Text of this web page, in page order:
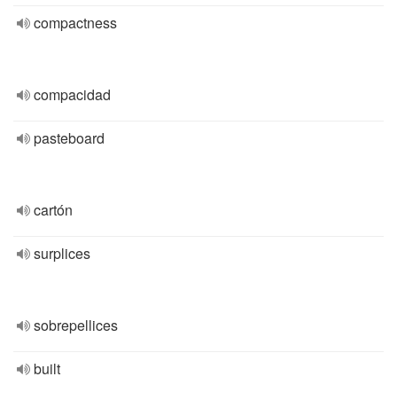
compactness
compacidad
pasteboard
cartón
surplices
sobrepellices
built